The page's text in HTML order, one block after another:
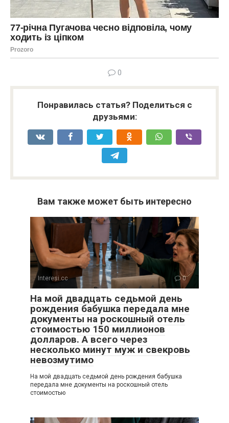
0
Понравилась статья? Поделиться с
друзьями:
Вам также может быть интересно
Interesi.cc 0
На мой двадцать седьмой день
рождения бабушка передала мне
документы на роскошный отель
стоимостью 150 миллионов
долларов. А всего через
несколько минут муж и свекровь
невозмутимо
На мой двадцать седьмой день рождения бабушка
передала мне документы на роскошный отель
стоимостью